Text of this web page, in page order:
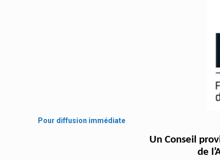
Pour diffusion immédiate
Un Conseil
de